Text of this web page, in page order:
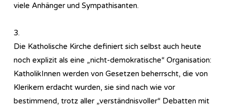
viele Anhänger und Sympathisanten.
3.
Die Katholische Kirche definiert sich selbst auch heute
noch explizit als eine „nicht-demokratische“ Organisation:
KatholikInnen werden von Gesetzen beherrscht, die von
Klerikern erdacht wurden, sie sind nach wie vor
bestimmend, trotz aller „verständnisvoller“ Debatten mit